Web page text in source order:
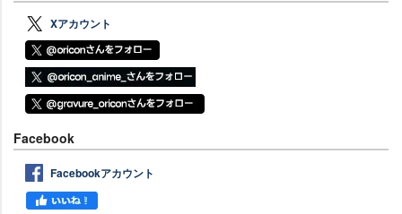
Xアカウント
Facebook
Facebookアカウント